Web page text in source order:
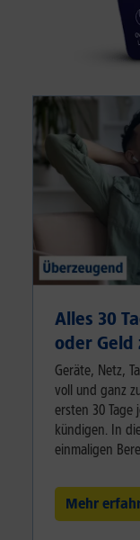
Alles 30
oder Geld
Geräte, Netz,
voll und ganz
ersten 30 Tage
kündigen. In
einmaligen
Mehr